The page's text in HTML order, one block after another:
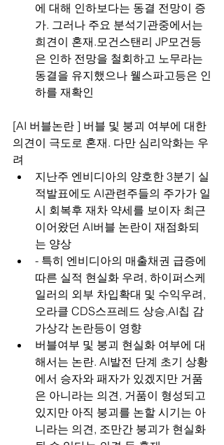
에 대해 인하보다는 동결 전망이 증
가. 그러나 주요 분석기관중에서는
희견이 혼재.모건스탠리 JP모건등
은 인하 전망을 철회하고 노무라는
동결을 유지했으나 웰스파고등은 인
하를 재확인
[AI 버블논란 ] 버블 및 붕괴 여부에 대한
의견이 극도로 혼재. 다만 심리악화는 우
려
지난주 엔비디아의 양호한 3분기 실
적발표에도 AI관련주들의 주가가 일
시 회복후 재차 약세를 보이자 최근
이어왔던 AI버블 논란이 재점화되
는 양상
- 특히 엔비디아의 매출채권 급증에
따른 실적 현실화 우려, 하이퍼스케
일러의 외부 차입확대 및 수익우려,
오라클 CDS스프레드 상승,AI칩 감
가상각 논란등이 영향
버블여부 및 붕괴 현실화 여부에 대
해서는 논란. AI발전 단계 초기 상황
에서 승자와 패자가 있겠지만 거품
은 아니라는 의견, 거품이 형성되고
있지만 아직 붕괴를 논할 시기는 아
니라는 의견, 조만간 붕괴가 현실화